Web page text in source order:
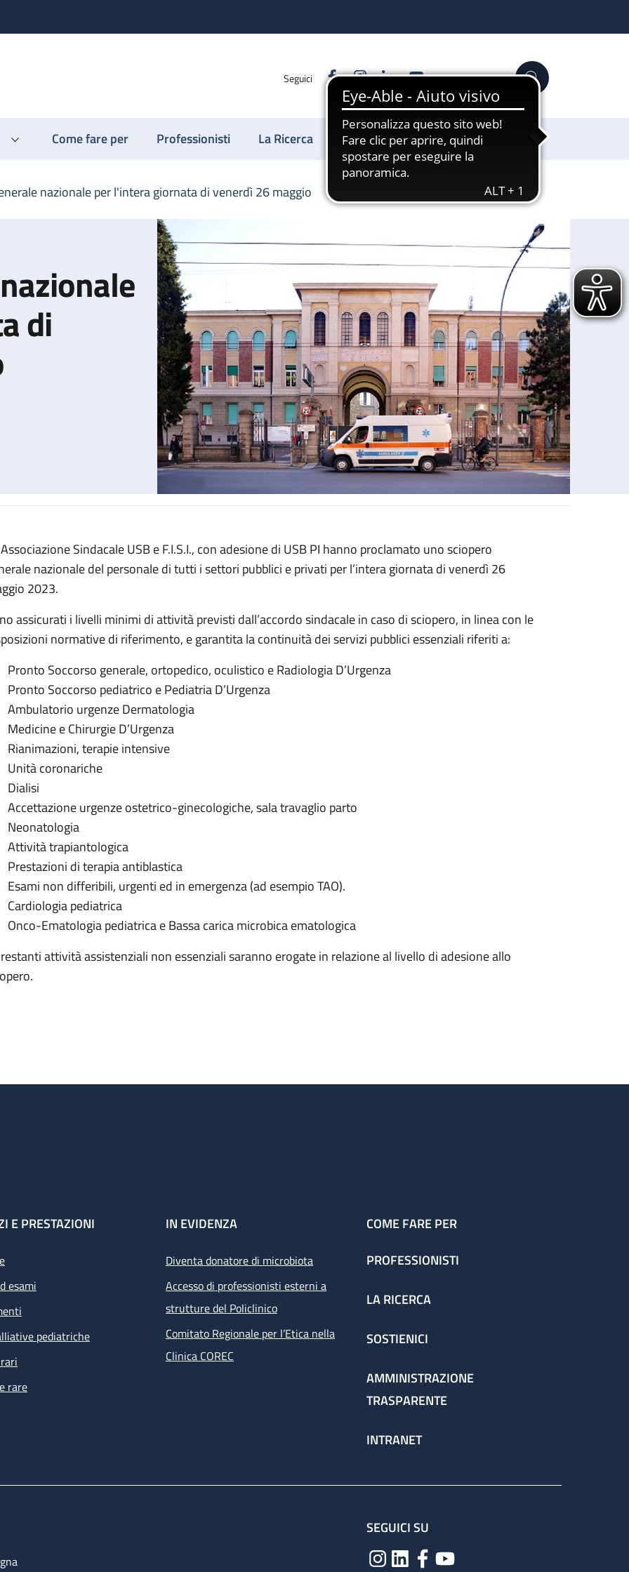
Seguici FacebookInstagram
LinkedinYouTube Cerca
Come fare per Professionisti La Ricerca Sostienici
nazionale per l'intera giornata di venerdì 26 maggio
di
per l'intera giornata di venerdì 26 maggio
Sindacale USB e F.I.S.I., con adesione di USB PI hanno proclamato uno sciopero
nazionale del personale di tutti i settori pubblici e privati per l’intera giornata di venerdì 26
2023.
assicurati i livelli minimi di attività previsti dall’accordo sindacale in caso di sciopero, in linea con le
normative di riferimento, e garantita la continuità dei servizi pubblici essenziali riferiti a:
Pronto Soccorso generale, ortopedico, oculistico e Radiologia D’Urgenza
Pronto Soccorso pediatrico e Pediatria D’Urgenza
Ambulatorio urgenze Dermatologia
Medicine e Chirurgie D’Urgenza
Rianimazioni, terapie intensive
Unità coronariche
Dialisi
Accettazione urgenze ostetrico-ginecologiche, sala travaglio parto
Neonatologia
Attività trapiantologica
Prestazioni di terapia antiblastica
Esami non differibili, urgenti ed in emergenza (ad esempio TAO).
Cardiologia pediatrica
Onco-Ematologia pediatrica e Bassa carica microbica ematologica
attività assistenziali non essenziali saranno erogate in relazione al livello di adesione allo
E PRESTAZIONI
esami
pediatriche
rare
IN EVIDENZA
Diventa donatore di microbiota
Accesso di professionisti esterni a
strutture del Policlinico
Comitato Regionale per l’Etica nella
Clinica COREC
COME FARE PER
PROFESSIONISTI
LA RICERCA
SOSTIENICI
AMMINISTRAZIONE
TRASPARENTE
INTRANET
SEGUICI SU